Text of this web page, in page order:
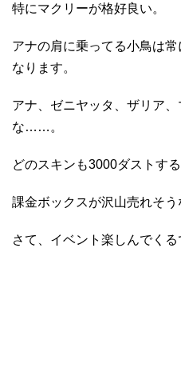
特にマクリーが格好良い。
アナの肩に乗ってる小鳥は
なります。
アナ、ゼニヤッタ、ザリア
な……。
どのスキンも3000ダストする
課金ボックスが沢山売れそう
さて、イベント楽しんでくる